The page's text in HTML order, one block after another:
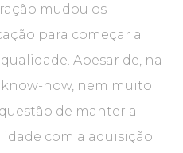
mudou os
para começar a
Apesar de, na
how, nem muito
de manter a
com a aquisição